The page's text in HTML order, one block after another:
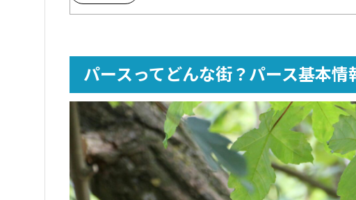
3.2パース留学のメリット2. 日本人が少ない
3.5パース留学のメリット5. オーストラリア特有の
3.6パース留学のメリット6. ロードトリップや大自
きる
3.7パース留学が人気な理由1.日本人比率が低く実
3.8パース留学が人気な理由2.生活コストが比較的リ
パース留学が人気な理由3.安全性と暮らしやす
パースってどんな街？パース基本情